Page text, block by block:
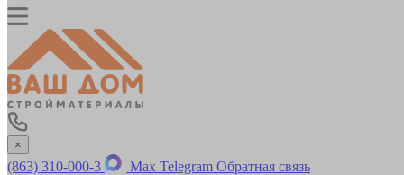
×
(863) 310-000-3 Max Telegram Обратная связь